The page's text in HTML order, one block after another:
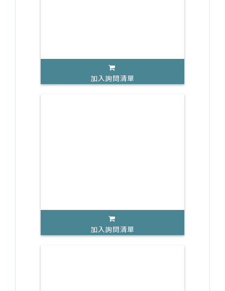
加入詢問清單
加入詢問清單